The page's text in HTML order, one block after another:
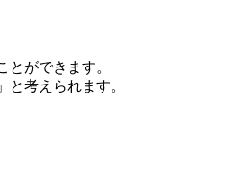
ができます。
考えられます。